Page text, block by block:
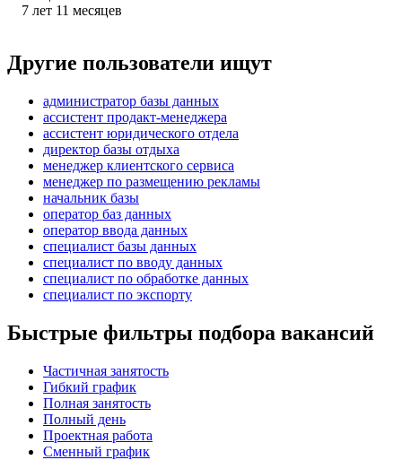
7 лет 11 месяцев
Другие пользователи ищут
администратор базы данных
ассистент продакт-менеджера
ассистент юридического отдела
директор базы отдыха
менеджер клиентского сервиса
менеджер по размещению рекламы
начальник базы
оператор баз данных
оператор ввода данных
специалист базы данных
специалист по вводу данных
специалист по обработке данных
специалист по экспорту
Быстрые фильтры подбора вакансий
Частичная занятость
Гибкий график
Полная занятость
Полный день
Проектная работа
Сменный график